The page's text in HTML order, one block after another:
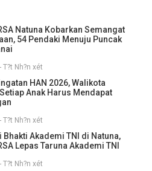
Natuna Kobarkan Semangat
54 Pendaki Menuju Puncak
Nh?n xét
HAN 2026, Walikota
Anak Harus Mendapat
Nh?n xét
Bhakti Akademi TNI di Natuna,
Lepas Taruna Akademi TNI
Nh?n xét